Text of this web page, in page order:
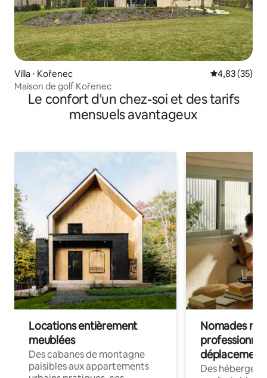
Villa ⋅ Kořenec Évaluation
4,83 (35)
Maison de golf Kořenec
Le confort d'un chez-soi et des tarifs
mensuels avantageux
Locations entièrement
meublées
Des cabanes de montagne
paisibles aux appartements
Nomades
déplacement
Des